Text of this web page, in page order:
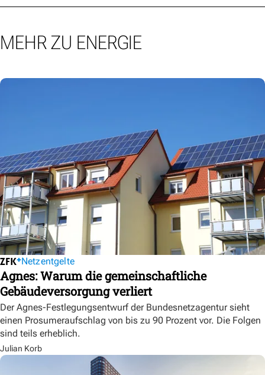
MEHR ZU ENERGIE
Netzentgelte
Agnes: Warum die gemeinschaftliche
Gebäudeversorgung verliert
Der Agnes-Festlegungsentwurf der Bundesnetzagentur sieht
einen Prosumeraufschlag von bis zu 90 Prozent vor. Die Folgen
sind teils erheblich.
Julian Korb